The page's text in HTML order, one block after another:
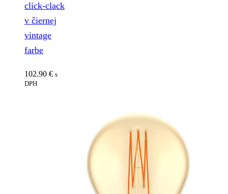
click-clack
v čiernej
vintage
farbe
102.90 € s
DPH